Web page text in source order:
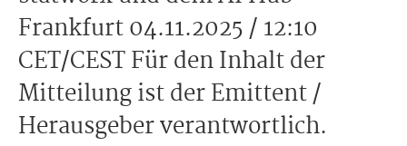
Frankfurt 04.11.2025 / 12:10
CET/CEST Für den Inhalt der
Mitteilung ist der Emittent /
Herausgeber verantwortlich.